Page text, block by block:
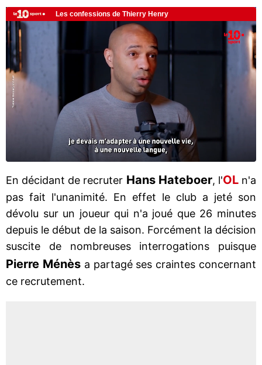
En décidant de recruter Hans Hateboer, l'OLn'a
pas fait l'unanimité. En effet le club a jeté son
dévolu sur un joueur qui n'a joué que 26 minutes
depuis le début de la saison. Forcément la décision
suscite de nombreuses interrogations puisque
Pierre Ménèsa partagé ses craintes concernant
ce recrutement.